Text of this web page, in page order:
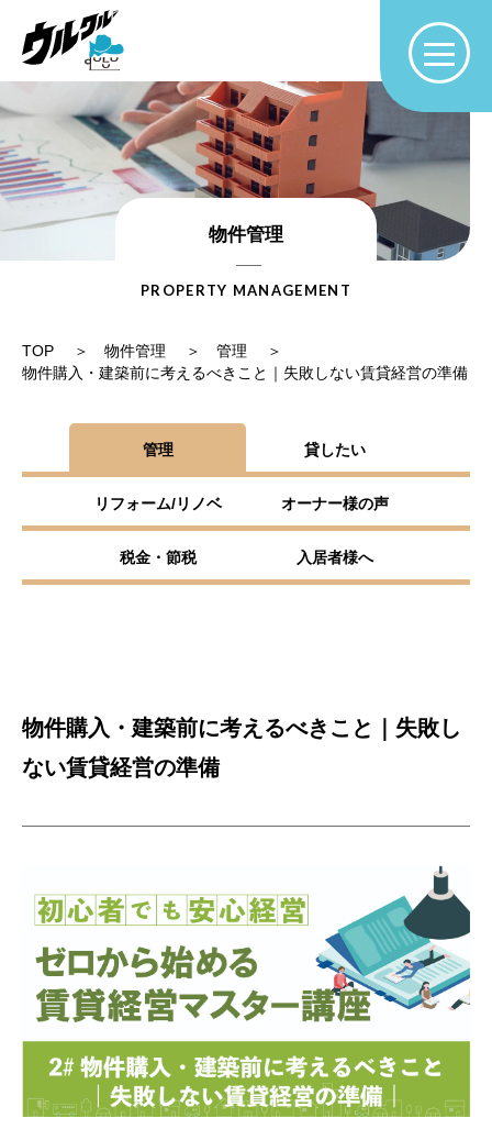
物件管理
PROPERTY MANAGEMENT
TOP 物件管理
管理
物件購入・建築前に考えるべきこと｜失敗しない賃貸経営の準備
管理 貸したい
リフォーム/リノベ オーナー様の声
税金・節税 入居者様へ
物件購入・建築前に考えるべきこと｜失敗し
ない賃貸経営の準備